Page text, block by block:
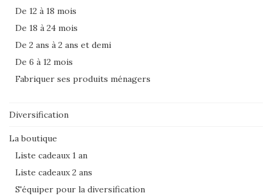
De 12 à 18 mois
De 18 à 24 mois
De 2 ans à 2 ans et demi
De 6 à 12 mois
Fabriquer ses produits ménagers
Diversification
La boutique
Liste cadeaux 1 an
Liste cadeaux 2 ans
S'équiper pour la diversification